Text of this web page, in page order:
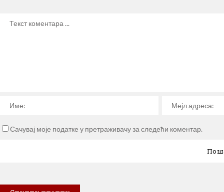
Сачувај моје податке у претраживачу за следећи коментар.